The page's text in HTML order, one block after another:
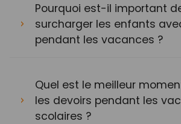
Pourquoi est-il important
surcharger les enfants
pendant les vacances ?
Quel est le meilleur
les devoirs pendant les
scolaires ?